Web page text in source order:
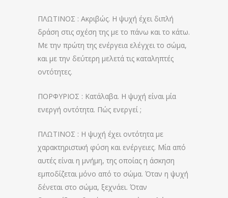
ΠΛΩΤΙΝΟΣ : Ακριβώς. Η ψυχή έχει διπλή
δράση στις σχέση της με το πάνω και το κάτω.
Με την πρώτη της ενέργεια ελέγχει το σώμα,
και με την δεύτερη μελετά τις καταληπτές
οντότητες.
ΠΟΡΦΥΡΙΟΣ : Κατάλαβα. Η ψυχή είναι μία
ενεργή οντότητα. Πώς ενεργεί ;
ΠΛΩΤΙΝΟΣ : Η ψυχή έχει οντότητα με
χαρακτηριστική φύση και ενέργειες. Μία από
αυτές είναι η μνήμη, της οποίας η άσκηση
εμποδίζεται μόνο από το σώμα. Όταν η ψυχή
δένεται στο σώμα, ξεχνάει. Όταν